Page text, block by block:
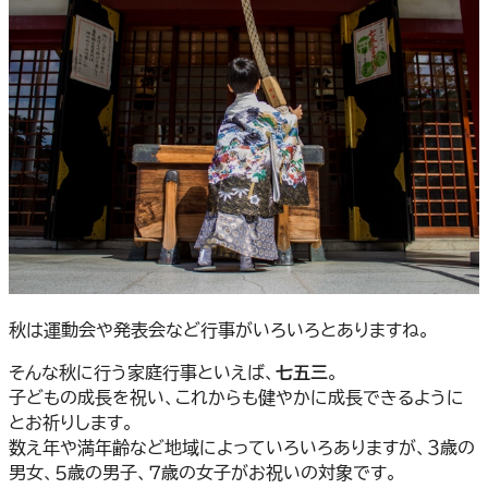
秋は運動会や発表会など行事がいろいろとありますね。
そんな秋に行う家庭行事といえば、 七五三。
子どもの成長を祝い、これからも健やかに成長できるように
とお祈りします。
数え年や満年齢など地域によっていろいろありますが、３歳の
男女、５歳の男子、７歳の女子がお祝いの対象です。